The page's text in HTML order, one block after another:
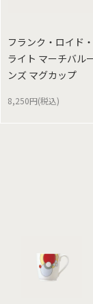
フランク・ロイド・
ライト マーチバル
ンズ マグカップ
8,250円(税込)